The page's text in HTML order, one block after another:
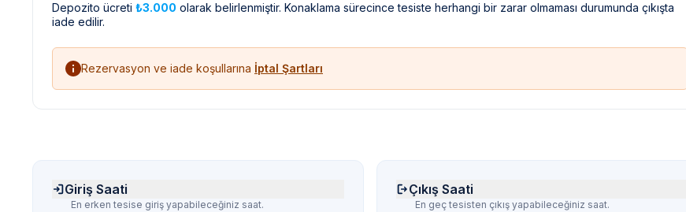
Depozito ücreti ₺3.000 olarak belirlenmiştir. Konaklama sürecince tesiste herhangi bir zarar olmaması durumunda çıkışta
iade edilir.
Rezervasyon ve iade koşullarına İptal Şartları
Giriş Saati
En erken tesise giriş yapabileceğiniz saat.
Çıkış Saati
En geç tesisten çıkış yapabileceğiniz saat.